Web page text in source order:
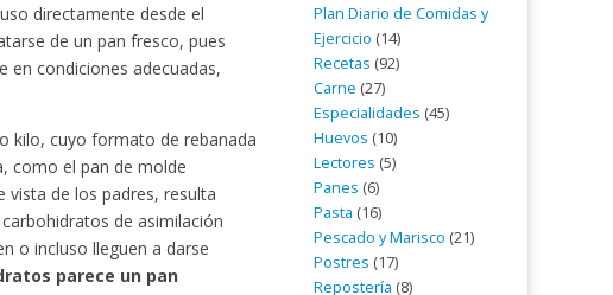
directamente desde el
de un pan fresco, pues
en condiciones adecuadas,
kilo, cuyo formato de rebanada
como el pan de molde
vista de los padres, resulta
de asimilación
o incluso lleguen a darse
parece un pan
Plan Diario de Comidas y
Ejercicio (14)
Recetas (92)
Carne (27)
Especialidades (45)
Huevos (10)
Lectores (5)
Panes (6)
Pasta (16)
Pescado y Marisco (21)
Postres (17)
Repostería (8)